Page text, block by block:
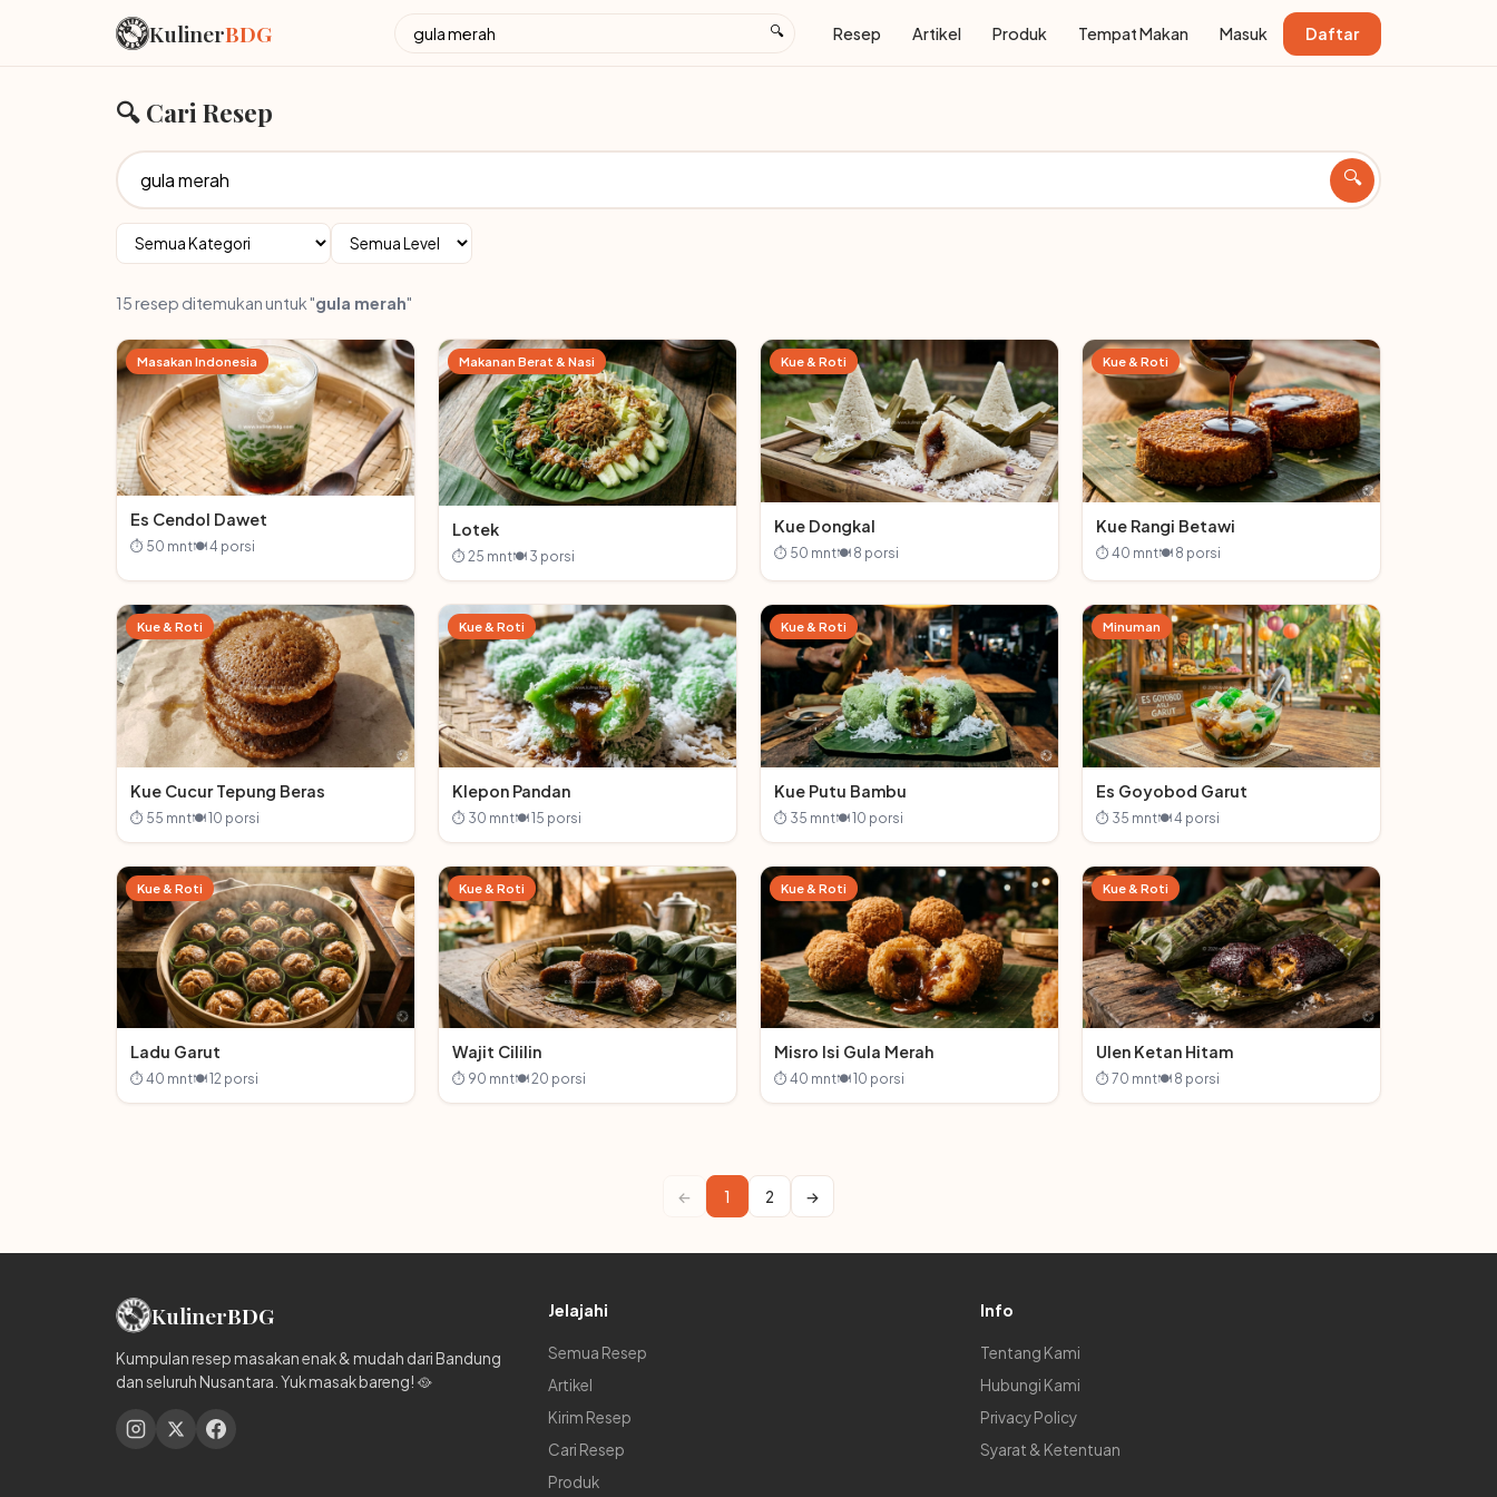
KulinerBDG 🔍 Resep Artikel Produk Tempat Makan Masuk Daftar
🔍 Cari Resep
🔍
15 resep ditemukan untuk "gula merah"
Masakan Indonesia
Es Cendol Dawet
⏱ 50 mnt🍽 4 porsi
Makanan Berat & Nasi
Lotek
⏱ 25 mnt🍽 3 porsi
Kue & Roti
Kue Dongkal
⏱ 50 mnt🍽 8 porsi
Kue & Roti
Kue Rangi Betawi
⏱ 40 mnt🍽 8 porsi
Kue & Roti
Kue Cucur Tepung Beras
⏱ 55 mnt🍽 10 porsi
Kue & Roti
Klepon Pandan
⏱ 30 mnt🍽 15 porsi
Kue & Roti
Kue Putu Bambu
⏱ 35 mnt🍽 10 porsi
Minuman
Es Goyobod Garut
⏱ 35 mnt🍽 4 porsi
Kue & Roti
Ladu Garut
⏱ 40 mnt🍽 12 porsi
Kue & Roti
Wajit Cililin
⏱ 90 mnt🍽 20 porsi
Kue & Roti
Misro Isi Gula Merah
⏱ 40 mnt🍽 10 porsi
Kue & Roti
Ulen Ketan Hitam
⏱ 70 mnt🍽 8 porsi
← 1 2 →
KulinerBDG
Kumpulan resep masakan enak & mudah dari Bandung
dan seluruh Nusantara. Yuk masak bareng! 🥘
Jelajahi
Semua Resep
Artikel
Kirim Resep
Cari Resep
Produk
Info
Tentang Kami
Hubungi Kami
Privacy Policy
Syarat & Ketentuan